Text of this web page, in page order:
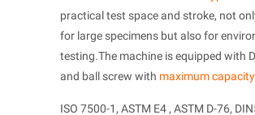
practical test space and stroke, not
for large specimens but also for
testing.The machine is equipped with
and ball screw with maximum
ISO 7500-1, ASTM E4 , ASTM D-76,